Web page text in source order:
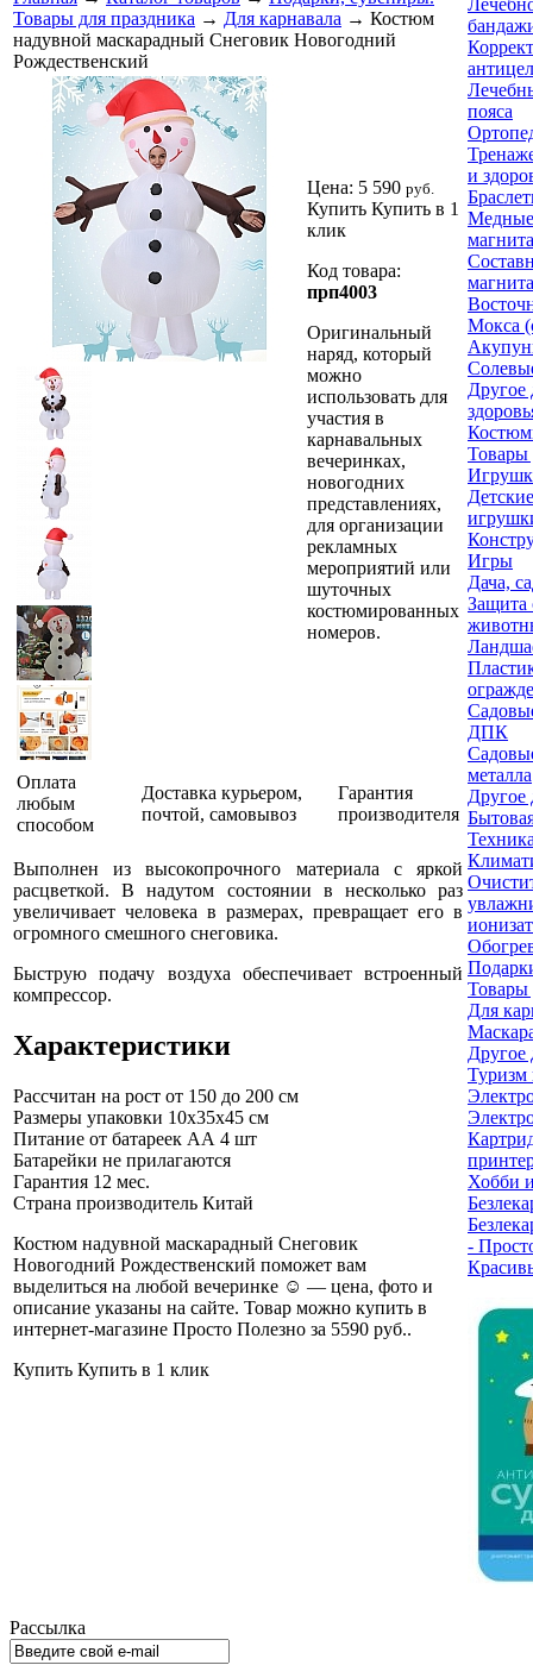
Товары для праздника → Для карнавала → Костюм
надувной маскарадный Снеговик Новогодний
Рождественский
Цена: 5 590 руб.
Купить Купить в 1
клик
Код товара:
прп4003
Оригинальный
наряд, который
можно
использовать для
участия в
карнавальных
вечеринках,
новогодних
представлениях,
для организации
рекламных
мероприятий или
шуточных
костюмированных
номеров.
Оплата
любым
способом
Доставка курьером,
почтой, самовывоз
Гарантия
производителя
Выполнен из высокопрочного материала с яркой
расцветкой. В надутом состоянии в несколько раз
увеличивает человека в размерах, превращает его в
огромного смешного снеговика.
Быструю подачу воздуха обеспечивает встроенный
компрессор.
Характеристики
Рассчитан на рост от 150 до 200 см
Размеры упаковки 10x35x45 см
Питание от батареек АА 4 шт
Батарейки не прилагаются
Гарантия 12 мес.
Страна производитель Китай
Костюм надувной маскарадный Снеговик
Новогодний Рождественский поможет вам
выделиться на любой вечеринке ☺ — цена, фото и
описание указаны на сайте. Товар можно купить в
интернет-магазине Просто Полезно за 5590 руб..
Купить Купить в 1 клик
пояса
и
Медные
Мокса
Другое
Товары
Игры
Дача,
Защита
ДПК
металла
Другое
Товары
Для
Другое
Туризм
Хобби
-
Рассылка